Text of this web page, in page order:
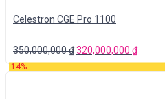
Celestron CGE Pro 1100
350,000,000₫320,000,000 ₫
-14%